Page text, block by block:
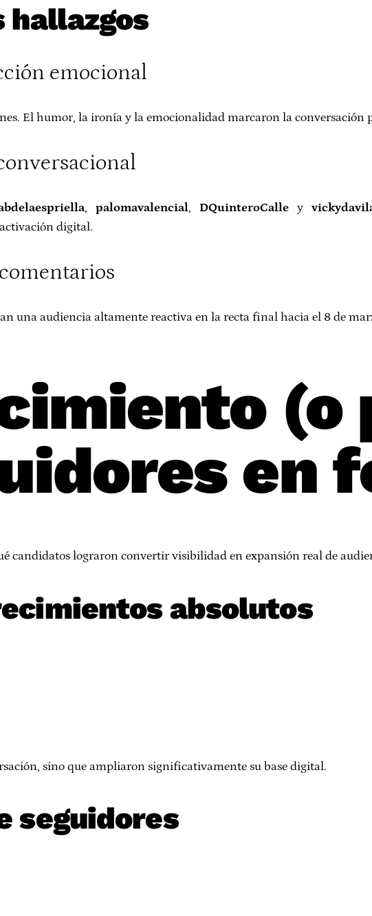
hallazgos
emocional
El humor, la ironía y la emocionalidad marcaron la conversación
,palomavalencial, DQuinteroCalle y
digital.
una audiencia altamente reactiva en la recta final hacia el 8 de
(o
en
candidatos lograron convertir visibilidad en expansión real de
absolutos
sino que ampliaron significativamente su base digital.
seguidores